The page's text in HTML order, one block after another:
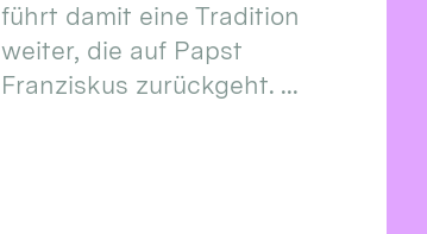
führt damit eine Tradition
weiter, die auf Papst
Franziskus zurückgeht. ...